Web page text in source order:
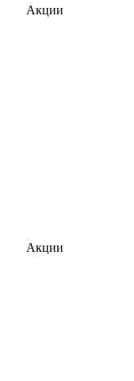
Акции
Акции